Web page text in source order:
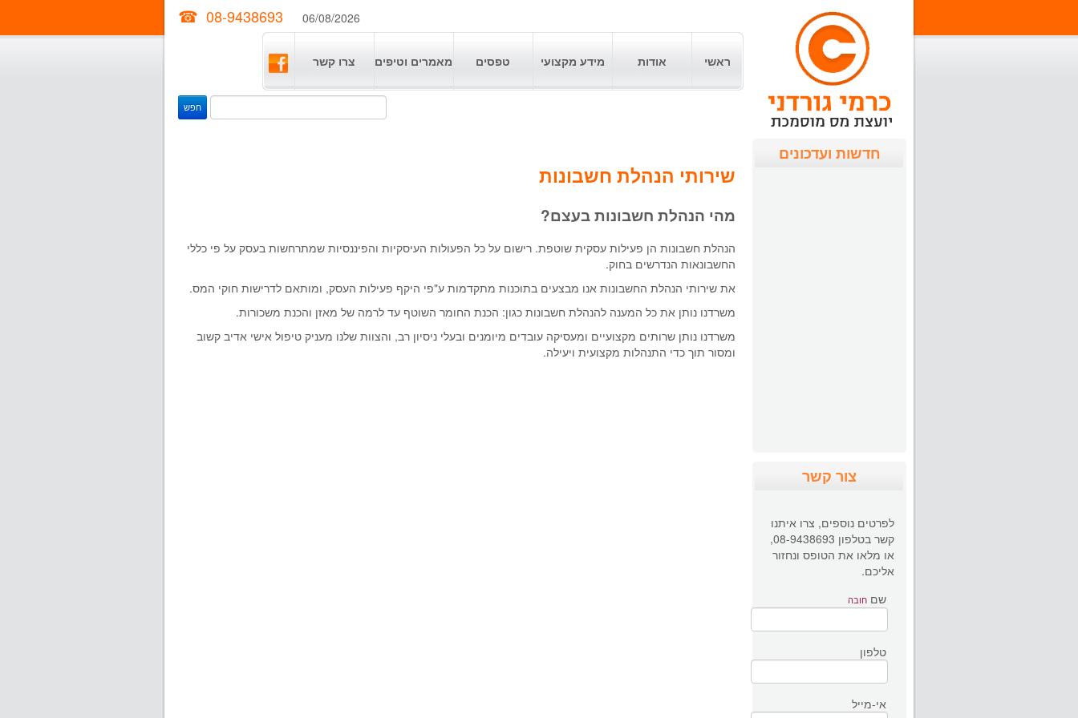
חדשות ועדכונים
צור קשר
לפרטים נוספים, צרו איתנו
קשר בטלפון 08-9438693,
או מלאו את הטופס ונחזור
אליכם.
שם חובה
טלפון
אי-מייל
08-9438693 06/08/2026
ראשי אודות מידע מקצועי טפסים מאמרים וטיפים צרו קשר
שירותי הנהלת חשבונות
מהי הנהלת חשבונות בעצם?
הנהלת חשבונות הן פעילות עסקית שוטפת. רישום על כל הפעולות העיסקיות והפיננסיות שמתרחשות בעסק על פי כללי
החשבונאות הנדרשים בחוק.
את שירותי הנהלת החשבונות אנו מבצעים בתוכנות מתקדמות ע"פי היקף פעילות העסק, ומותאם לדרישות חוקי המס.
משרדנו נותן את כל המענה להנהלת חשבונות כגון: הכנת החומר השוטף עד לרמה של מאזן והכנת משכורות.
משרדנו נותן שרותים מקצועיים ומעסיקה עובדים מיומנים ובעלי ניסיון רב, והצוות שלנו מעניק טיפול אישי אדיב קשוב
ומסור תוך כדי התנהלות מקצועית ויעילה.